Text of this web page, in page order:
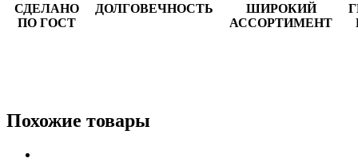
СДЕЛАНО
ПО ГОСТ
ДОЛГОВЕЧНОСТЬ
ШИРОКИЙ
АССОРТИМЕНТ
Похожие товары